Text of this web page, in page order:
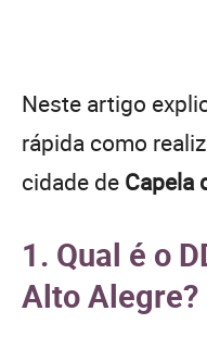
Neste artigo
rápida como
cidade de Capela
1. Qual é o
Alto Alegre?